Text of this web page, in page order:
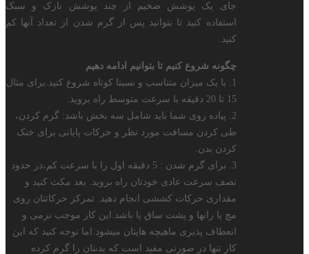
جای یک پوشش ضخیم از چند پوشش نازک و سبک
استفاده کنید تا بتوانید پس از گرم شدن از تعداد آنها کم
کنید.
چگونه شروع کنیم تا بتوانیم ادامه دهیم
1. با یک میزان متناسب و نسبتا کوتاه شروع کنید.برای مثال
15 تا 20 دقیقه با سرعت متوسط راه بروید.
2. پیاده روی شما باید شامل سه بخش باشد: گرم کردن،
طی کردن مسافت مورد نظر و حرکات پایانی برای خنک
کردن بدن.
3. برای گرم شدن : 5 دقیقه اول را با سرعت کم،در حدود
نصف سرعت عادی خودتان راه بروید. بعد مکث کنید و
مقداری حرکات کششی انجام دهید. تمرکز حرکاتتان روی
مچ پا رانها و پشت ساق پا باشد.این کار موجب نرمی و
انعطاف پذیری ماهیچه هایتان میشود.اما توجه کنید که این
کار تنها در صورتی مفید است که بدنتان را گرم کرده